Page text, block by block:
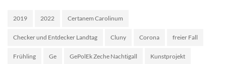
2019 2022 Certanem Carolinum
Checker und Entdecker Landtag Cluny Corona freier Fall
Frühling Ge GePolEk Zeche Nachtigall Kunstprojekt